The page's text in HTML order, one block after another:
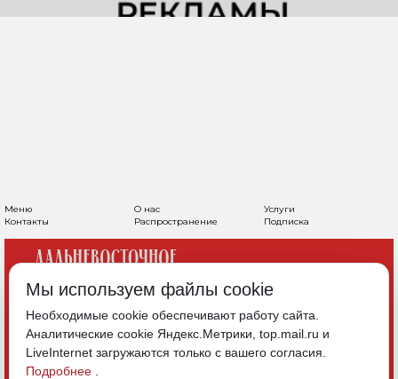
Меню О нас
Услуги
Контакты
Распространение Подписка
Мы используем файлы cookie
Необходимые cookie обеспечивают работу сайта.
Аналитические cookie Яндекс.Метрики, top.mail.ru и
LiveInternet загружаются только с вашего согласия.
Подробнее